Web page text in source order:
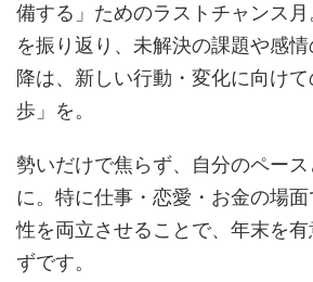
備する」ためのラストチャンス
を振り返り、未解決の課題や感
降は、新しい行動・変化に向け
歩」を。
勢いだけで焦らず、自分のペー
に。特に仕事・恋愛・お金の場
性を両立させることで、年末を
ずです。